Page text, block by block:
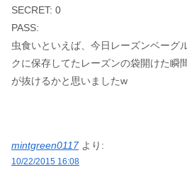
SECRET: 0
PASS:
虫食いといえば、今日レーズンベーグ
クに保存してたレーズンの袋開けた瞬
が抜けるかと思いましたw
mintgreen0117 より:
10/22/2015 16:08